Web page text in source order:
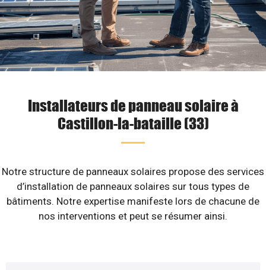
Installateurs de panneau solaire à
Castillon-la-bataille (33)
Notre structure de panneaux solaires propose des services
d’installation de panneaux solaires sur tous types de
bâtiments. Notre expertise manifeste lors de chacune de
nos interventions et peut se résumer ainsi.